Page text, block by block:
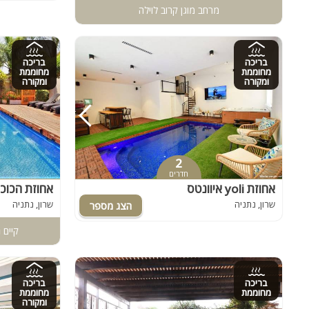
מרחב מוגן קרוב לוילה
בריכה
מחוממת
ומקורה
2
חדרים
אחוזת yoli איוונטס
שרון, נתניה
בריכה
מחוממת
ומקורה
אחוזת
שרון, נתניה
בריכה
מחוממת
בריכה
מחוממת
ומקורה